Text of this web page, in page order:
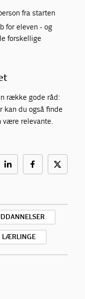
fra starten
for eleven - og
forskellige
række gode råd:
kan du også finde
være relevante.
LÆRLINGE